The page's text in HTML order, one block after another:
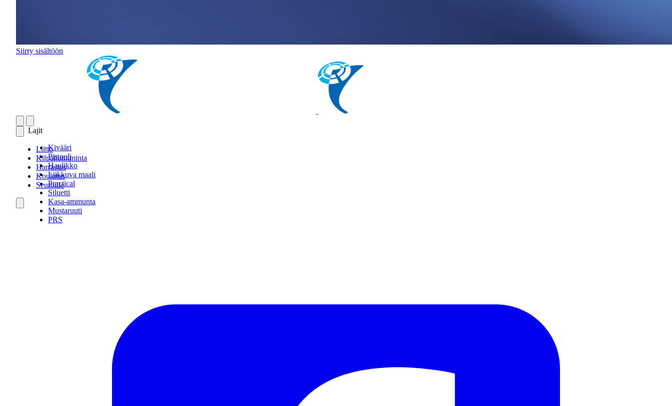
Siirry sisältöön
Lajit
Kivääri
Pistooli
Haulikko
Liikkuva maali
Practical
Siluetti
Kasa-ammunta
Mustaruuti
PRS
Liitto
Kilpailutoiminta
Harrastus
Koulutus
Seuroille